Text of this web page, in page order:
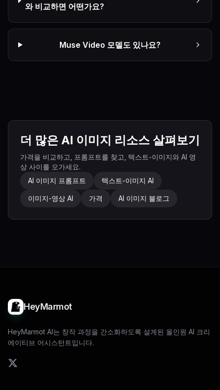
와 비교하면 어떤가요?
Muse Video 모델도 있나요?
더 많은 AI 이미지 리소스 살펴보기
가격을 비교하고, 프롬프트를 찾고, 텍스트-이미지와 AI 영
상 사이를 오가세요.
AI 이미지 프롬프트
텍스트-이미지 AI
이미지-영상 AI 가격 AI 이미지 블로그
HeyMarmot
HeyMarmot AI는 창작 과정을 간소화하도록 설계된 올인원 AI 크리
에이티브 어시스턴트입니다.